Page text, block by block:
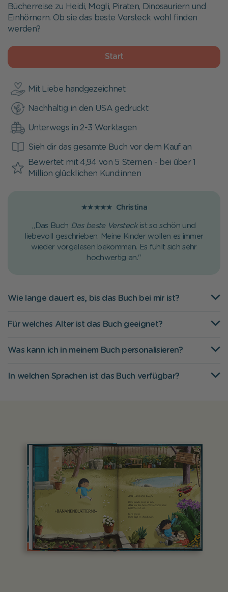
Bücherreise zu Heidi, Mogli, Piraten, Dinosauriern und
Einhörnern. Ob sie das beste Versteck wohl finden
werden?
Mit Liebe handgezeichnet
Nachhaltig in den USA gedruckt
Unterwegs in 2-3 Werktagen
Sieh dir das gesamte Buch vor dem Kauf an
Bewertet mit 4,94 von 5 Sternen - bei über 1
Million glücklichen Kund:innen
Start
★★★★★ Christina
„Das Buch Das beste Versteckist so schön und
liebevoll geschrieben. Meine Kinder wollen es immer
wieder vorgelesen bekommen. Es fühlt sich sehr
hochwertig an."
Wie lange dauert es, bis das Buch bei mir ist?
Für welches Alter ist das Buch geeignet?
Was kann ich in meinem Buch personalisieren?
In welchen Sprachen ist das Buch verfügbar?